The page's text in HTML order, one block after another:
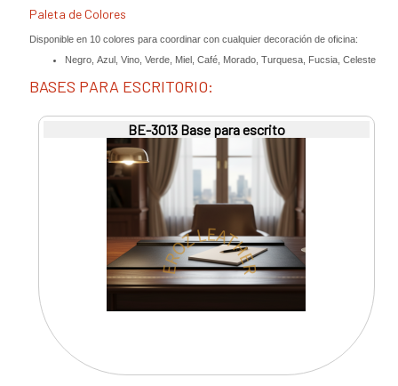
Paleta de Colores
Disponible en 10 colores para coordinar con cualquier decoración de oficina:
Negro, Azul, Vino, Verde, Miel, Café, Morado, Turquesa, Fucsia, Celeste
BASES PARA ESCRITORIO:
BE-3013 Base para escrito